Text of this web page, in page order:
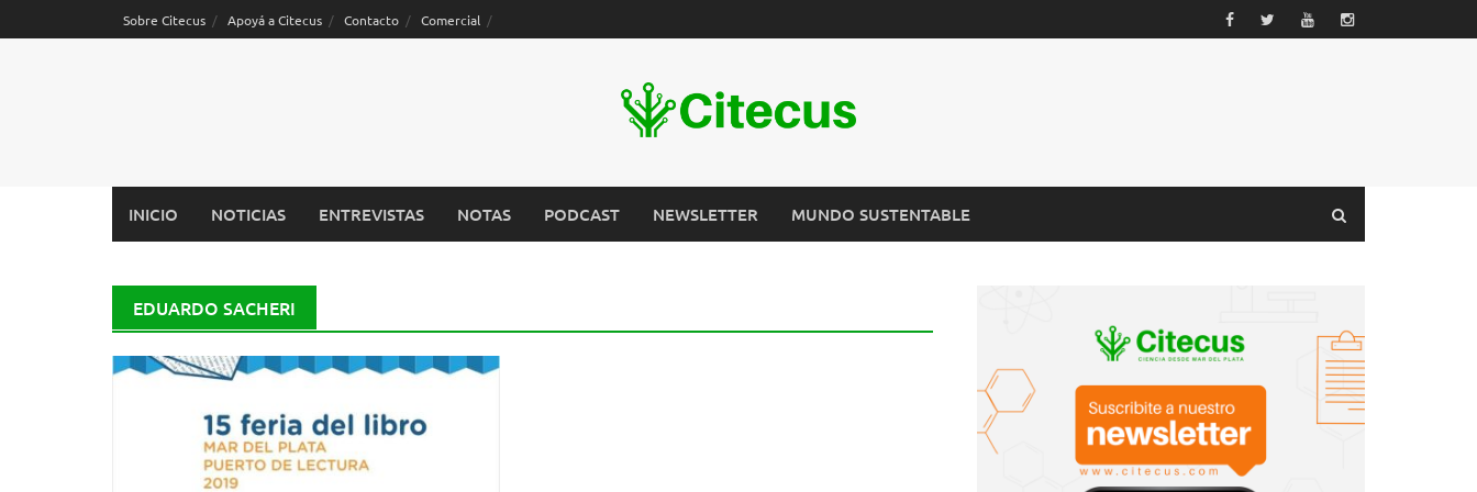
Sobre Citecus Apoyá a Citecus Contacto Comercial
INICIO NOTICIAS ENTREVISTAS NOTAS PODCAST NEWSLETTER MUNDO SUSTENTABLE
EDUARDO SACHERI